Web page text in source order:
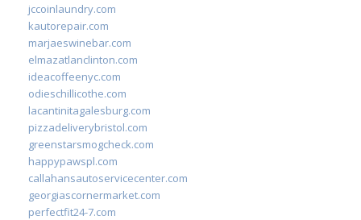
jccoinlaundry.com
kautorepair.com
marjaeswinebar.com
elmazatlanclinton.com
ideacoffeenyc.com
odieschillicothe.com
lacantinitagalesburg.com
pizzadeliverybristol.com
greenstarsmogcheck.com
happypawspl.com
callahansautoservicecenter.com
georgiascornermarket.com
perfectfit24-7.com